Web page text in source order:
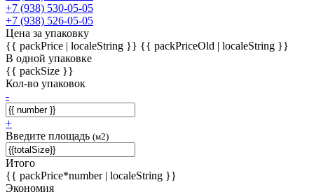
+7 (938) 530-05-05
+7 (938) 526-05-05
Цена за упаковку
{{ packPrice | localeString }} {{ packPriceOld | localeString }}
В одной упаковке
{{ packSize }}
Кол-во упаковок
-
+
Введите площадь (м2)
Итого
{{ packPrice*number | localeString }}
Экономия